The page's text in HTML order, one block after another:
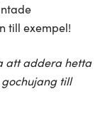
till exempel!
att addera hetta
till